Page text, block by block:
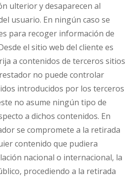
ulterior y desaparecen al
usuario. En ningún caso se
para recoger información de
el sitio web del cliente es
a contenidos de terceros sitios
no puede controlar
introducidos por los terceros
no asume ningún tipo de
a dichos contenidos. En
se compromete a la retirada
contenido que pudiera
nacional o internacional, la
procediendo a la retirada